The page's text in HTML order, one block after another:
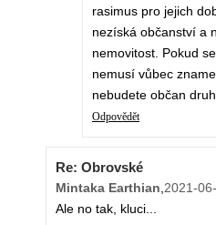
rasimus pro jejich
nezíská občanství a
nemovitost. Pokud
nemusí vůbec
nebudete občan
Odpovědět
Re: Obrovské
Mintaka Earthian,2021-
Ale no tak, kluci...